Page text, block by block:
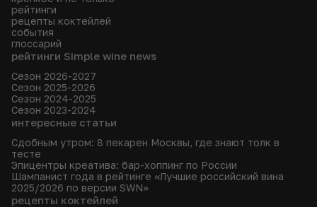
рейтинги
рецепты коктейлей
события
глоссарий
рейтинги Simple wine news
Сезон 2026-2027
Сезон 2025-2026
Сезон 2024-2025
Сезон 2023-2024
интересные статьи
Сдобным утром: 8 пекарен Москвы, где знают толк в
тесте
Эпицентры креатива: бар-хоппинг по России
Шампанист года в рейтинге «Лучшие российский вина
2025/2026 по версии SWN»
рецепты коктейлей